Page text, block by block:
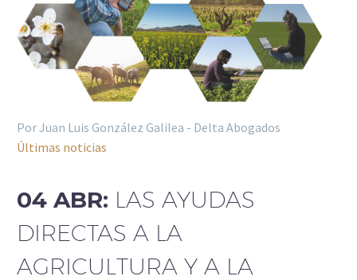
Por Juan Luis González Galilea - Delta Abogados
Últimas noticias
04 ABR: LAS AYUDAS
DIRECTAS A LA
AGRICULTURA Y A LA